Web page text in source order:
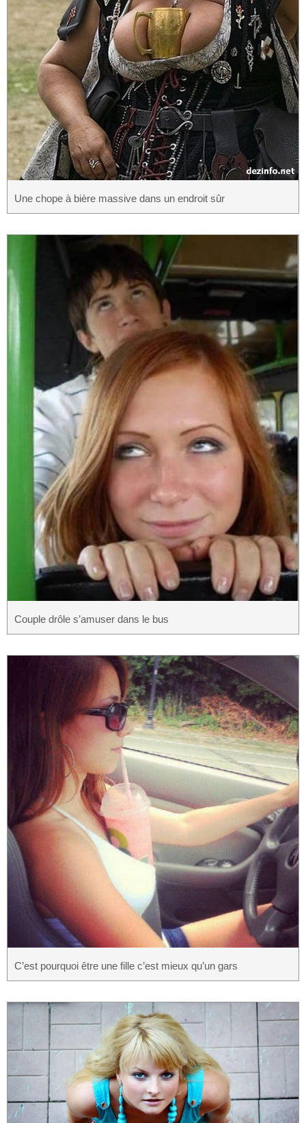
Une chope à bière massive dans un endroit sûr
Couple drôle s’amuser dans le bus
C’est pourquoi être une fille c’est mieux qu’un gars